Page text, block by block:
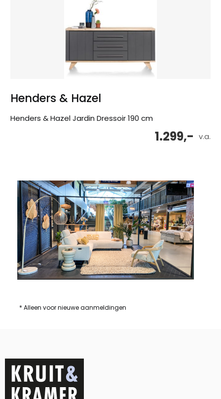
Henders & Hazel
Henders & Hazel Jardin Dressoir 190 cm
v.a.
1.299,-
* Alleen voor nieuwe aanmeldingen